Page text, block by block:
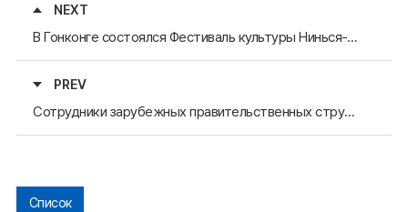
NEXT
В Гонконге состоялся Фестиваль культуры Нинься-Хуэйского автономного района
PREV
Сотрудники зарубежных правительственных структур, направленные в провинцию Кенсанбук-до, посетили Секретариат АРАССВА
Список